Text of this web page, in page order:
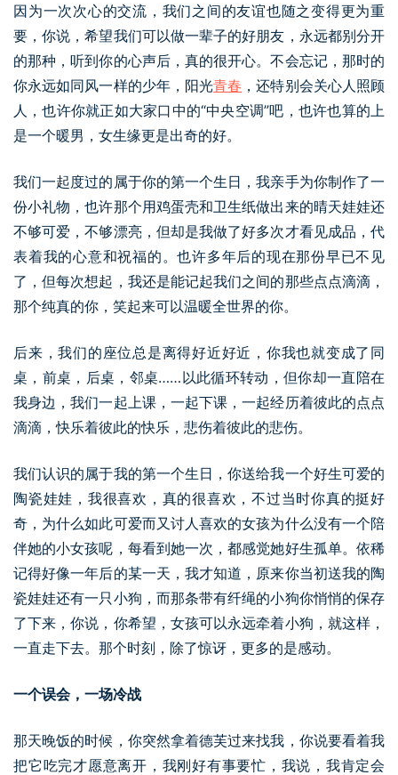
因为一次次心的交流，我们之间的友谊也随之变得更为重
要，你说，希望我们可以做一辈子的好朋友，永远都别分开
的那种，听到你的心声后，真的很开心。不会忘记，那时的
你永远如同风一样的少年，阳光青春 ，还特别会关心人照顾
人，也许你就正如大家口中的“中央空调”吧，也许也算的上
是一个暖男，女生缘更是出奇的好。
我们一起度过的属于你的第一个生日，我亲手为你制作了一
份小礼物，也许那个用鸡蛋壳和卫生纸做出来的晴天娃娃还
不够可爱，不够漂亮，但却是我做了好多次才看见成品，代
表着我的心意和祝福的。也许多年后的现在那份早已不见
了，但每次想起，我还是能记起我们之间的那些点点滴滴，
那个纯真的你，笑起来可以温暖全世界的你。
后来，我们的座位总是离得好近好近，你我也就变成了同
桌，前桌，后桌，邻桌……以此循环转动，但你却一直陪在
我身边，我们一起上课，一起下课，一起经历着彼此的点点
滴滴，快乐着彼此的快乐，悲伤着彼此的悲伤。
我们认识的属于我的第一个生日，你送给我一个好生可爱的
陶瓷娃娃，我很喜欢，真的很喜欢，不过当时你真的挺好
奇，为什么如此可爱而又讨人喜欢的女孩为什么没有一个陪
伴她的小女孩呢，每看到她一次，都感觉她好生孤单。依稀
记得好像一年后的某一天，我才知道，原来你当初送我的陶
瓷娃娃还有一只小狗，而那条带有纤绳的小狗你悄悄的保存
了下来，你说，你希望，女孩可以永远牵着小狗，就这样，
一直走下去。那个时刻，除了惊讶，更多的是感动。
一个误会，一场冷战
那天晚饭的时候，你突然拿着德芙过来找我，你说要看着我
把它吃完才愿意离开，我刚好有事要忙，我说，我肯定会